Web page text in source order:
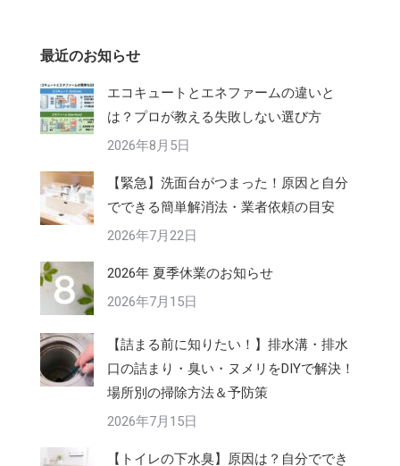
最近のお知らせ
エコキュートとエネファームの違いと
は？プロが教える失敗しない選び方
2026年8月5日
【緊急】洗面台がつまった！原因と自分
でできる簡単解消法・業者依頼の目安
2026年7月22日
2026年 夏季休業のお知らせ
2026年7月15日
【詰まる前に知りたい！】排水溝・排水
口の詰まり・臭い・ヌメリをDIYで解決！
場所別の掃除方法＆予防策
2026年7月15日
【トイレの下水臭】原因は？自分ででき